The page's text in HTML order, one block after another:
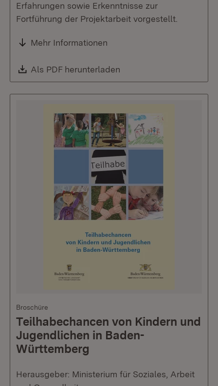
Erfahrungen sowie Erkenntnisse zur
Fortführung der Projektarbeit vorgestellt.
Mehr Informationen
Download:
Als PDF herunterladen
Broschüre
Teilhabechancen von Kindern und
Jugendlichen in Baden-
Württemberg
Herausgeber: Ministerium für Soziales, Arbeit